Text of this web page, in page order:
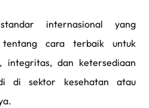
internasional yang
tentang cara terbaik untuk
integritas, dan ketersediaan
di sektor kesehatan atau